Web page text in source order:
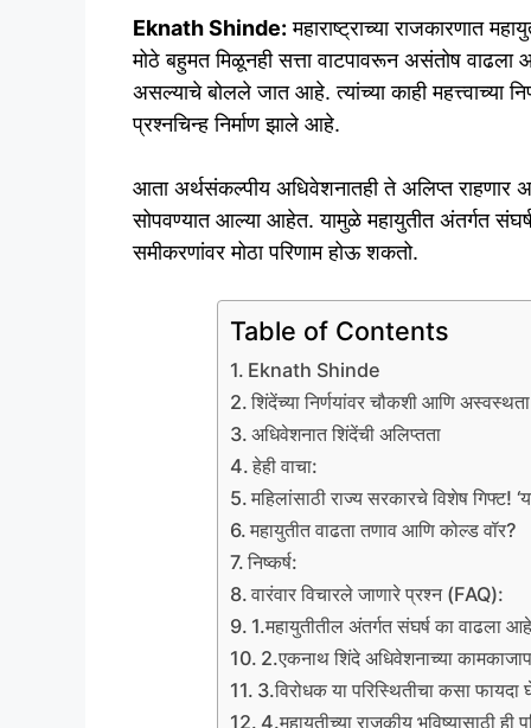
Eknath Shinde: महाराष्ट्राच्या राजकारणात
मोठे बहुमत मिळूनही सत्ता वाटपावरून असंतोष वाढला
असल्याचे बोलले जात आहे. त्यांच्या काही महत्त्वाच्या
प्रश्नचिन्ह निर्माण झाले आहे.
आता अर्थसंकल्पीय अधिवेशनातही ते अलिप्त राहणार
सोपवण्यात आल्या आहेत. यामुळे महायुतीत अंतर्गत
समीकरणांवर मोठा परिणाम होऊ शकतो.
Table of Contents
Eknath Shinde
शिंदेंच्या निर्णयांवर चौकशी आणि अस्वस्थता
अधिवेशनात शिंदेंची अलिप्तता
हेही वाचा:
महिलांसाठी राज्य सरकारचे विशेष गिफ्ट!
महायुतीत वाढता तणाव आणि कोल्ड वॉर?
निष्कर्ष:
वारंवार विचारले जाणारे प्रश्न (FAQ):
1.महायुतीतील अंतर्गत संघर्ष का वाढला
2.एकनाथ शिंदे अधिवेशनाच्या
3.विरोधक या परिस्थितीचा कसा
4.महायुतीच्या राजकीय भविष्यासाठी ही